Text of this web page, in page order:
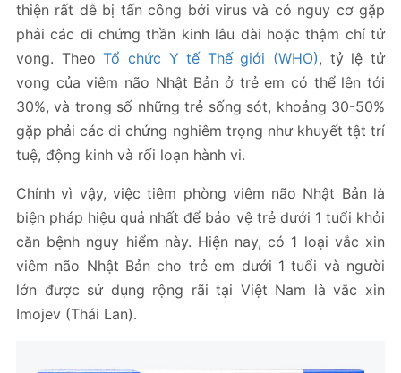
thiện rất dễ bị tấn công bởi virus và có nguy cơ gặp
phải các di chứng thần kinh lâu dài hoặc thậm chí tử
vong. TheoTổ chức Y tế Thế giới (WHO), tỷ lệ tử
vong của viêm não Nhật Bản ở trẻ em có thể lên tới
30%, và trong số những trẻ sống sót, khoảng 30-50%
gặp phải các di chứng nghiêm trọng như khuyết tật trí
tuệ, động kinh và rối loạn hành vi.
Chính vì vậy, việc tiêm phòng viêm não Nhật Bản là
biện pháp hiệu quả nhất để bảo vệ trẻ dưới 1 tuổi khỏi
căn bệnh nguy hiểm này. Hiện nay, có 1 loại vắc xin
viêm não Nhật Bản cho trẻ em dưới 1 tuổi và người
lớn được sử dụng rộng rãi tại Việt Nam là vắc xin
Imojev (Thái Lan).